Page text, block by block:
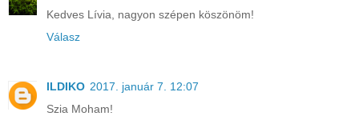
Kedves Lívia, nagyon szépen köszönöm!
Válasz
ILDIKO 2017. január 7. 12:07
Szia Moham!